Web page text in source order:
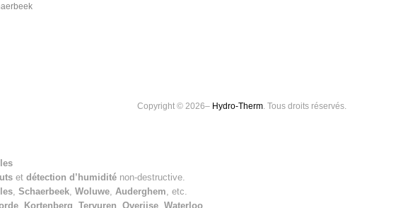
Copyright © 2026– Hydro-Therm . Tous droits réservés.
et détection d’humiditénon-destructive.
, Schaerbeek, Woluwe, Auderghem , etc.
Kortenberg Tervuren Overijse Waterloo